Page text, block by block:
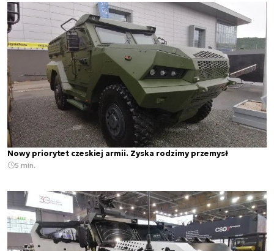
Nowy priorytet czeskiej armii. Zyska rodzimy przemysł
5 min.